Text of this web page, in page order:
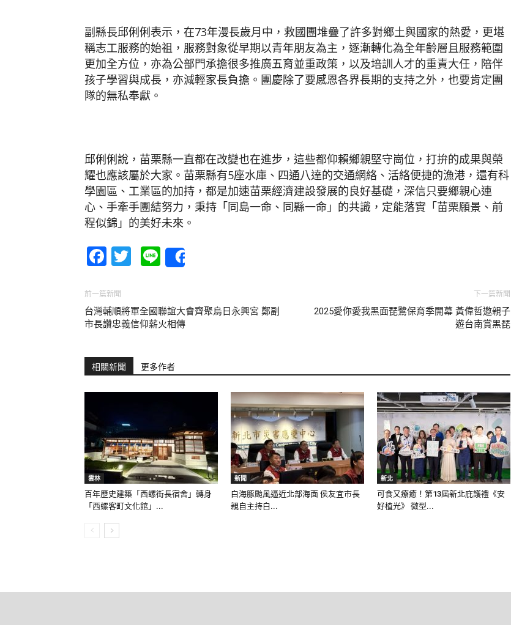
副縣長邱俐俐表示，在73年漫長歲月中，救國團堆疊了許多對鄉土與國家的熱愛，更堪
稱志工服務的始祖，服務對象從早期以青年朋友為主，逐漸轉化為全年齡層且服務範圍
更加全方位，亦為公部門承擔很多推廣五育並重政策，以及培訓人才的重責大任，陪伴
孩子學習與成長，亦減輕家長負擔。團慶除了要感恩各界長期的支持之外，也要肯定團
隊的無私奉獻。
邱俐俐說，苗栗縣一直都在改變也在進步，這些都仰賴鄉親堅守崗位，打拚的成果與榮
耀也應該屬於大家。苗栗縣有5座水庫、四通八達的交通網絡、活絡便捷的漁港，還有科
學園區、工業區的加持，都是加速苗栗經濟建設發展的良好基礎，深信只要鄉親心連
心、手牽手團結努力，秉持「同島一命、同縣一命」的共識，定能落實「苗栗願景、前
程似錦」的美好未來。
Facebook
Twitter
Line
前一篇新聞
台灣輔順將軍全國聯誼大會齊聚烏日永興宮 鄭副
市長讚忠義信仰薪火相傳
下一篇新聞
2025愛你愛我黑面琵鷺保育季開幕 黃偉哲邀親子
遊台南賞黑琵
相關新聞 更多作者
雲林
百年歷史建築「西螺街長宿舍」轉身
「西螺客町文化館」...
新聞
白海豚颱風逼近北部海面 侯友宜市長
親自主持白...
新北
可食又療癒！第13屆新北庇護禮《安
好植光》 微型...